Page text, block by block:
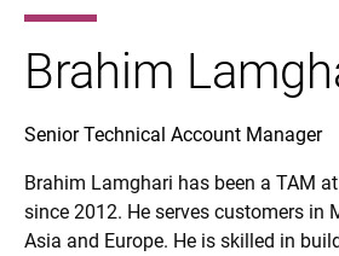
Brahim
Senior Technical Account Manager
Brahim Lamghari has been a TAM
since 2012. He serves customers in
Asia and Europe. He is skilled in